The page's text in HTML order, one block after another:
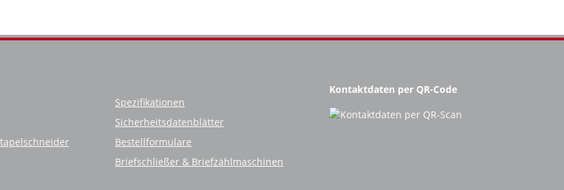
Spezifikationen
Sicherheitsdatenblätter
Bestellformulare
Briefschließer & Briefzählmaschinen
Kontaktdaten per QR-Code